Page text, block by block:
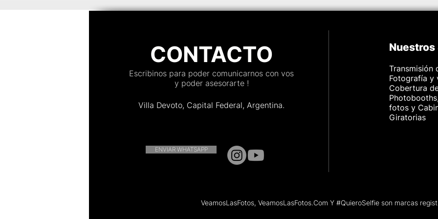
Distrito Ciudad
de una boda
CONTACTO
Escribinos para poder comunicarnos con vos
y poder asesorarte !
Villa Devoto, Capital Federal, Argentina.
ENVIAR WHATSAPP
Transmisión
Fotografía y
Cobertura
fotos y
Giratorias
VeamosLasFotos, VeamosLasFotos.Com Y #QuieroSelfie son marcas